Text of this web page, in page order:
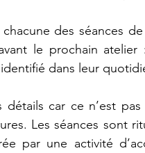
des séances
le prochain
dans leur
détails car ce n’est
Les séances sont
par une activité